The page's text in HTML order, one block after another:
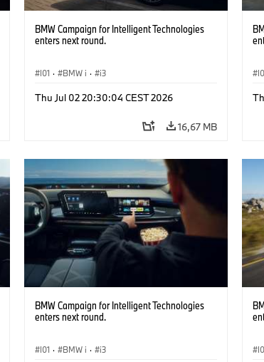
BMW Campaign for Intelligent Technologies
enters next round.
I01 · BMW i · i3
Thu Jul 02 20:30:04 CEST 2026
16,67 MB
BMW Campaign for Intelligent Technologies
enters next round.
I01 · BMW i · i3